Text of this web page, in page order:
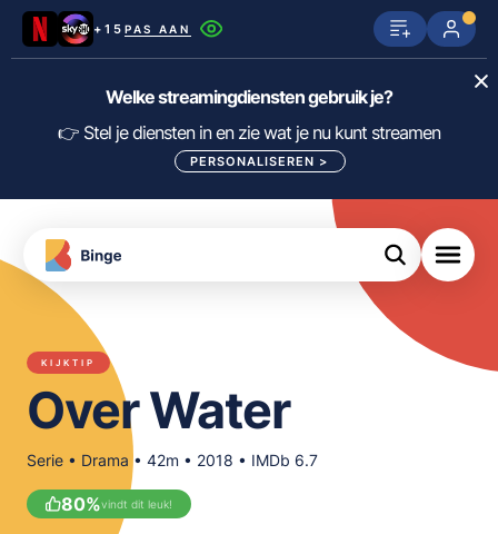
+15 PAS AAN
Netflix SkyShowtime Prime Video
Disney+ Videoland HBO Max
Viaplay Apple TV
Film1 KIJK
FILTER FILMS EN SERIES OP MIJN
ALLES/NIETS SELECTEREN
Welke streamingdiensten gebruik je?
👉 Stel je diensten in en zie wat je nu kunt streamen
PERSONALISEREN >
Download
de
App
KIJKTIP
Over Water
Serie • Drama • 42m • 2018 • IMDb 6.7
80%vindt dit leuk!